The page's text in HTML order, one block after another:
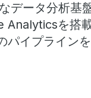
データ分析基
Analyticsを搭
イプライン